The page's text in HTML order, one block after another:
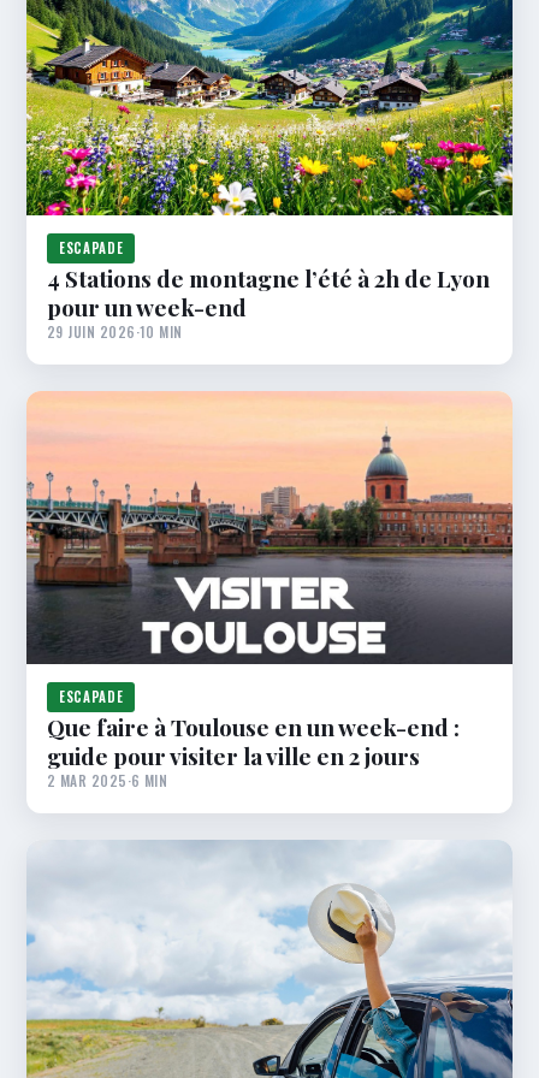
ESCAPADE
4 Stations de montagne l’été à 2h de Lyon
pour un week-end
29 JUIN 2026·10 MIN
ESCAPADE
Que faire à Toulouse en un week-end :
guide pour visiter la ville en 2 jours
2 MAR 2025·6 MIN